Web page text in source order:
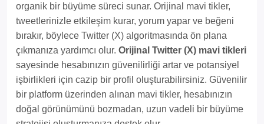
organik bir büyüme süreci sunar. Orijinal mavi tikler,
tweetlerinizle etkileşim kurar, yorum yapar ve beğeni
bırakır, böylece Twitter (X) algoritmasında ön plana
çıkmanıza yardımcı olur. Orijinal Twitter (X) mavi tikleri
sayesinde hesabınızın güvenilirliği artar ve potansiyel
işbirlikleri için cazip bir profil oluşturabilirsiniz. Güvenilir
bir platform üzerinden alınan mavi tikler, hesabınızın
doğal görünümünü bozmadan, uzun vadeli bir büyüme